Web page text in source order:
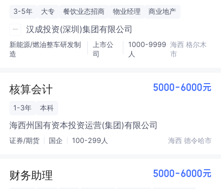
3-5年 大专 餐饮业态招商 物业经理 商业地产
汉成投资(深圳)集团有限公司
新能源/燃油整车研发制
造
上市公
司
1000-9999
人
海西 格尔木
市
核算会计 5000-6000元
1-3年 本科
海西州国有资本投资运营(集团)有限公司
证券/期货 国企 100-299人 海西 德令哈市
财务助理 5000-6000元